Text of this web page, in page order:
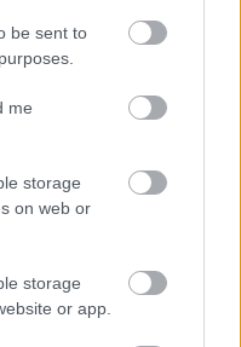
be sent to
me
storage
on web or
storage
or app.
News